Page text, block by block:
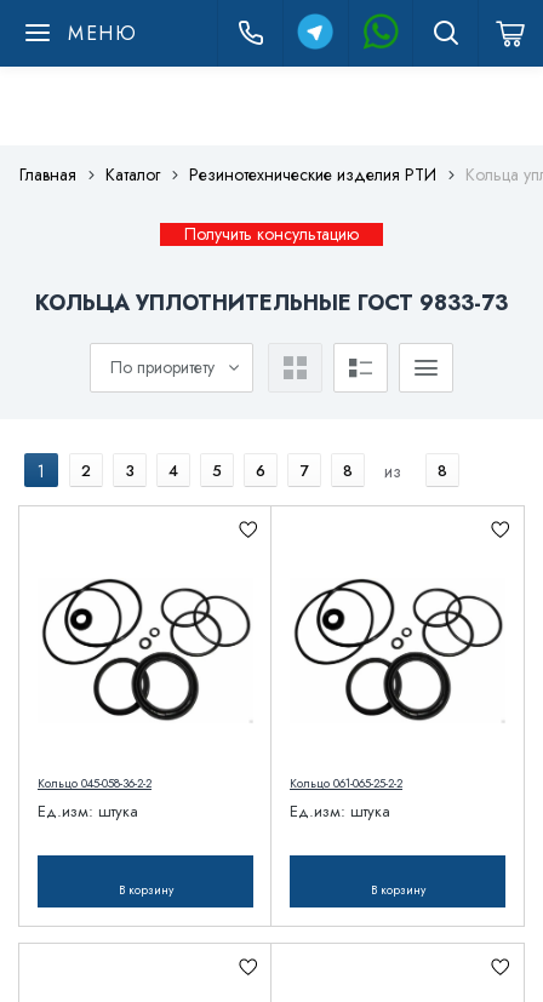
МЕНЮ
Главная Каталог Резинотехнические изделия РТИ Кольца
Получить консультацию
КОЛЬЦА УПЛОТНИТЕЛЬНЫЕ ГОСТ 9833-73
По приоритету
1 2 3 4 5 6 7 8 из 8
Кольцо 045-058-36-2-2
Ед.изм: штука
В корзину
Кольцо 061-065-25-2-2
Ед.изм: штука
В корзину